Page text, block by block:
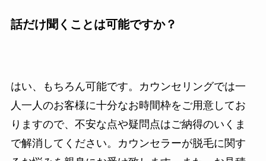
話だけ聞くことは可能ですか？
はい、もちろん可能です。カウンセリングでは一
人一人のお客様に十分なお時間枠をご用意してお
りますので、不安な点や疑問点はご納得のいくま
で解消してください。カウンセラーが脱毛に関す